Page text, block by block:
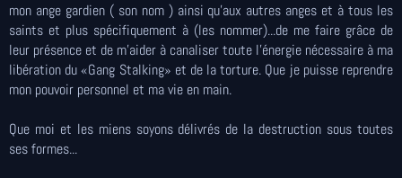
mon ange gardien ( son nom ) ainsi qu’aux autres anges et à tous les
saints et plus spécifiquement à (les nommer)...de me faire grâce de
leur présence et de m’aider à canaliser toute l’énergie nécessaire à ma
libération du «Gang Stalking» et de la torture. Que je puisse reprendre
mon pouvoir personnel et ma vie en main.
Que moi et les miens soyons délivrés de la destruction sous toutes
ses formes...